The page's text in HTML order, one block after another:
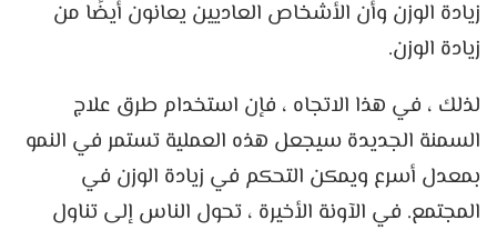
زيادة الوزن وأن الأشخاص العاديين يعانون أيضًا من
زيادة الوزن.
لذلك ، في هذا الاتجاه ، فإن استخدام طرق علاج
السمنة الجديدة سيجعل هذه العملية تستمر في النمو
بمعدل أسرع ويمكن التحكم في زيادة الوزن في
المجتمع. في الآونة الأخيرة ، تحول الناس إلى تناول